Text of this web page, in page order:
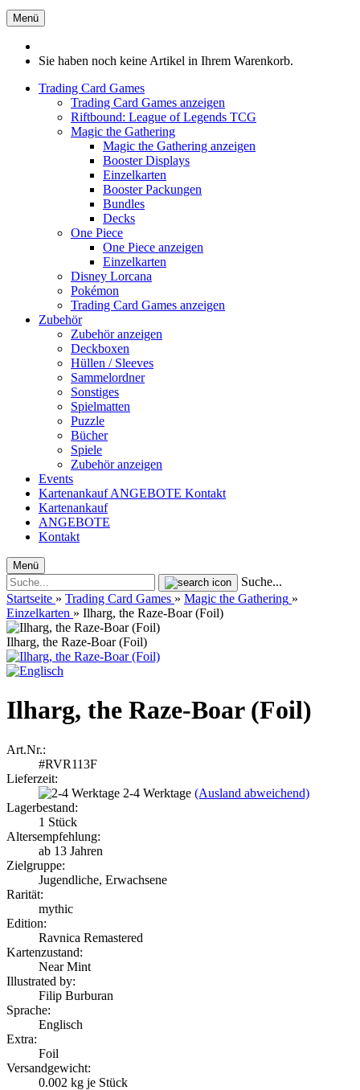
Menü
Sie haben noch keine Artikel in Ihrem Warenkorb.
Trading Card Games
Trading Card Games anzeigen
Riftbound: League of Legends TCG
Magic the Gathering
Magic the Gathering anzeigen
Booster Displays
Einzelkarten
Booster Packungen
Bundles
Decks
One Piece
One Piece anzeigen
Einzelkarten
Disney Lorcana
Pokémon
Trading Card Games anzeigen
Zubehör
Zubehör anzeigen
Deckboxen
Hüllen / Sleeves
Sammelordner
Sonstiges
Spielmatten
Puzzle
Bücher
Spiele
Zubehör anzeigen
Events
KartenankaufANGEBOTE Kontakt
Kartenankauf
ANGEBOTE
Kontakt
Menü
Suche...
Startseite » Trading Card Games » Magic the Gathering »
Einzelkarten » Ilharg, the Raze-Boar (Foil)
Ilharg, the Raze-Boar (Foil)
Ilharg, the Raze-Boar (Foil)
Art.Nr.:
#RVR113F
Lieferzeit:
2-4 Werktage (Ausland abweichend)
Lagerbestand:
1 Stück
Altersempfehlung:
ab 13 Jahren
Zielgruppe:
Jugendliche, Erwachsene
Rarität:
mythic
Edition:
Ravnica Remastered
Kartenzustand:
Near Mint
Illustrated by:
Filip Burburan
Sprache:
Englisch
Extra:
Foil
Versandgewicht:
0.002 kg je Stück